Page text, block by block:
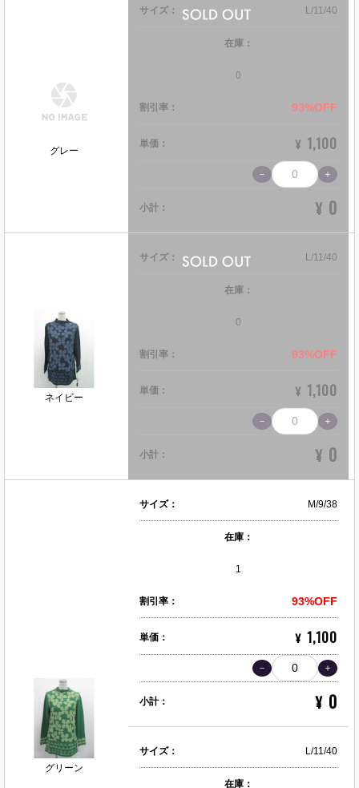
グレー
サイズ： L/11/40
在庫：
0
割引率： 93%OFF
単価： ¥ 1,100
小計： ¥ 0
ネイビー
サイズ： L/11/40
在庫：
0
割引率： 93%OFF
単価： ¥ 1,100
小計： ¥ 0
グリーン
サイズ： M/9/38
在庫：
1
割引率： 93%OFF
単価： ¥ 1,100
小計： ¥ 0
サイズ： L/11/40
在庫：